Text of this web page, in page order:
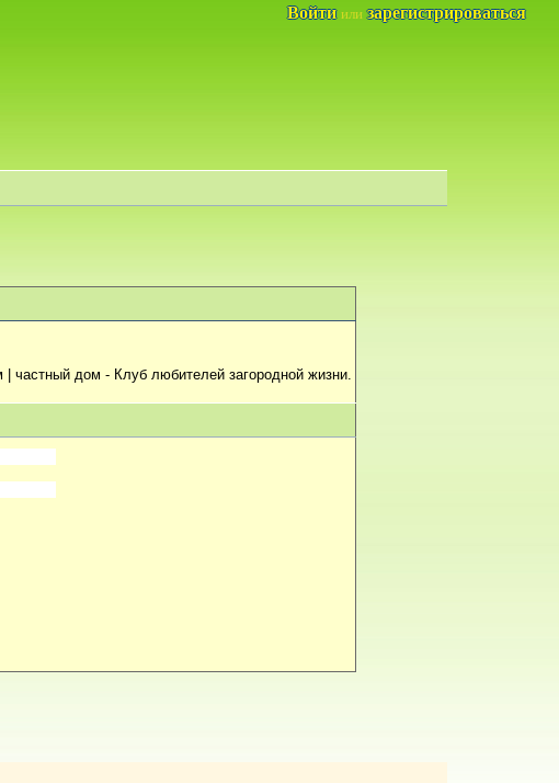
Войти или зарегистрироваться
дом - Клуб любителей загородной жизни.